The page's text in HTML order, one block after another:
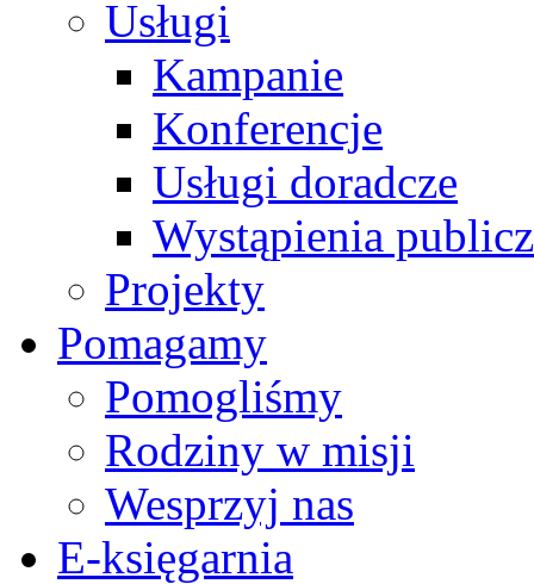
Usługi
Kampanie
Konferencje
Usługi doradcze
Wystąpienia
Projekty
Pomagamy
Pomogliśmy
Rodziny w misji
Wesprzyj nas
E-księgarnia